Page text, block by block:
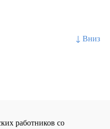
↓ Вниз
работников со